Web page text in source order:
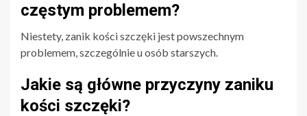
częstym problemem?
Niestety, zanik kości szczęki jest powszechnym
problemem, szczególnie u osób starszych.
Jakie są główne przyczyny zaniku
kości szczęki?